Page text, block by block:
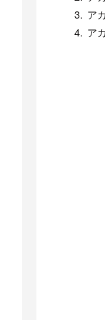
ア
ア